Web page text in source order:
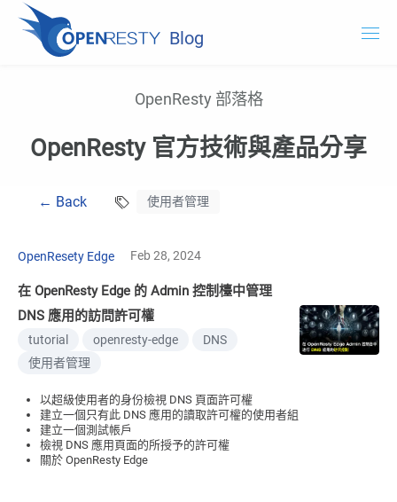
Blog
OpenResty Edge
文件
試用 OpenResty XRay
OpenResty 部落格
OpenResty 官方技術與產品分享
← Back 使用者管理
OpenResety Edge Feb 28, 2024
在 OpenResty Edge 的 Admin 控制檯中管理
DNS 應用的訪問許可權
tutorial openresty-edge
DNS
使用者管理
以超級使用者的身份檢視 DNS 頁面許可權
建立一個只有此 DNS 應用的讀取許可權的使用者組
建立一個測試帳戶
檢視 DNS 應用頁面的所授予的許可權
關於 OpenResty Edge